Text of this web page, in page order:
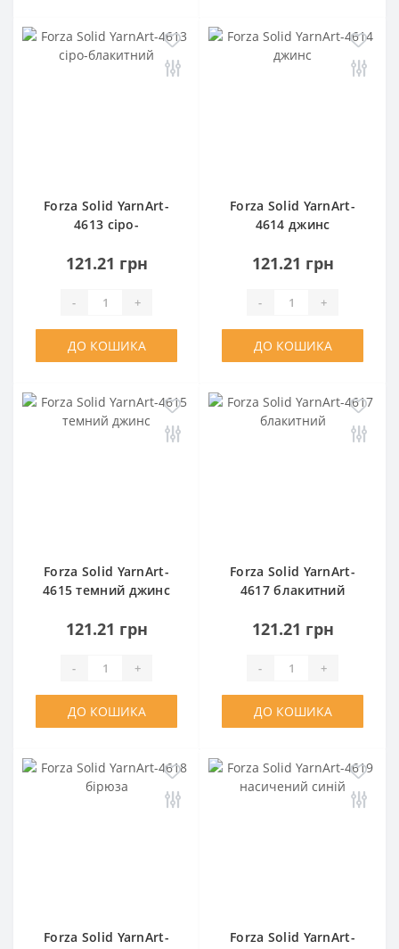
Forza Solid YarnArt-
4613 сіро-
121.21 грн
- +
ДО КОШИКА
Forza Solid YarnArt-
4614 джинс
121.21 грн
- +
ДО КОШИКА
Forza Solid YarnArt-
4615 темний джинс
121.21 грн
- +
ДО КОШИКА
Forza Solid YarnArt-
4617 блакитний
121.21 грн
- +
ДО КОШИКА
Forza Solid YarnArt-
Forza Solid YarnArt-